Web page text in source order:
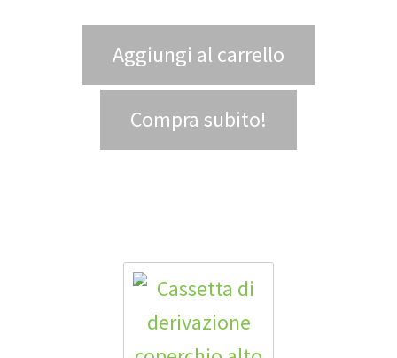
Aggiungi al carrello
Compra subito!